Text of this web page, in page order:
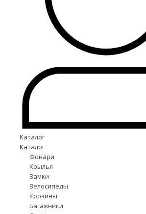
Каталог
Каталог
Фонари
Крылья
Замки
Велосипеды
Корзины
Багажники